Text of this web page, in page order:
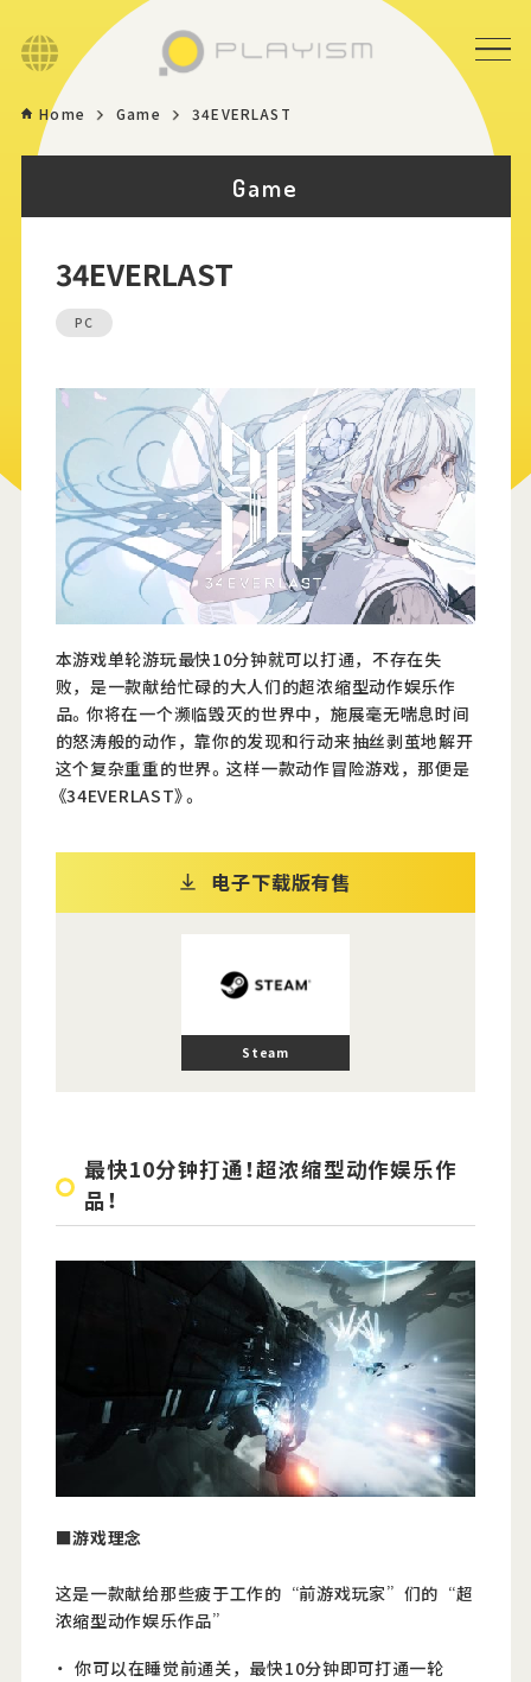
Language
About
Contact
Official Twitter
Official Facebook
Official Youtube
Official Weibo
Home Game 34EVERLAST
Game
34EVERLAST
PC
本游戏单轮游玩最快10分钟就可以打通，不存在失
败，是一款献给忙碌的大人们的超浓缩型动作娱乐作
品。你将在一个濒临毁灭的世界中，施展毫无喘息时间
的怒涛般的动作，靠你的发现和行动来抽丝剥茧地解开
这个复杂重重的世界。这样一款动作冒险游戏，那便是
《34EVERLAST》。
电子下载版有售
Steam
最快10分钟打通！超浓缩型动作娱乐作
品！
■游戏理念
这是一款献给那些疲于工作的“前游戏玩家”们的“超
浓缩型动作娱乐作品”
你可以在睡觉前通关，最快10分钟即可打通一轮